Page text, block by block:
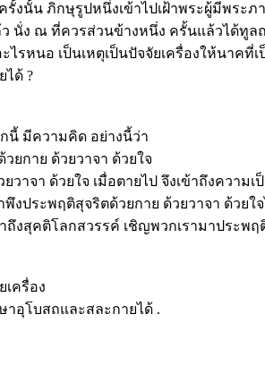
งนั้น ภิกษุรูปหนึ่งเข้าไปเฝ้าพระผู้มีพระภ
นั่ง ณ ที่ควรส่วนข้างหนึ่ง ครั้นแล้วได้ทูล
รหนอ เป็นเหตุเป็นปัจจัยเครื่องให้นาคที่
ได้ ?
นี้ มีความคิด อย่างนี้ว่า
ยกาย ด้วยวาจา ด้วยใจ
าจา ด้วยใจ เมื่อตายไป จึงเข้าถึงความเ
ประพฤติสุจริตด้วยกาย ด้วยวาจา ด้วยใ
าถึงสุคติโลกสวรรค์ เชิญพวกเรามาประพฤ
ครื่อง
อุโบสถและสละกายได้ .